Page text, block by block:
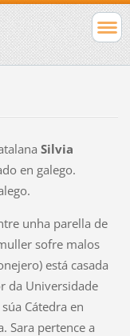
Silvia
en galego.
unha parella de
sofre malos
está casada
da Universidade
Cátedra en
Sara pertence a